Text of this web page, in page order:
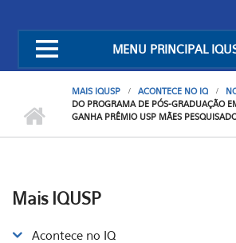
MENU PRINCIPAL
MAIS IQUSP ACONTECE NO IQ
DO PROGRAMA DE PÓS-GRADUAÇÃO
GANHA PRÊMIO USP MÃES
Mais IQUSP
Acontece no IQ